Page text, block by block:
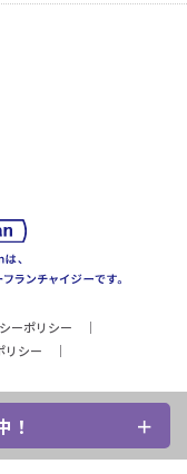
！
ーポリシー
リシー
Reserved.